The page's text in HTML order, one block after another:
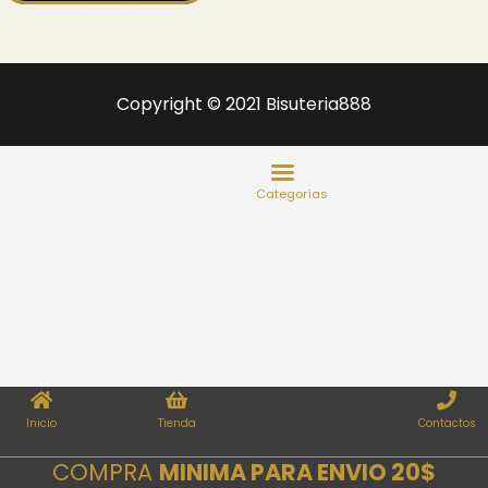
Copyright © 2021 Bisuteria888
Inicio Tienda Contactos
COMPRA MINIMA PARA ENVIO 20$